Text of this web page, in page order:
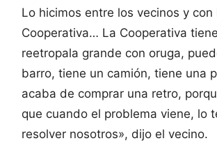
Lo hicimos entre los vecinos y con
Cooperativa… La Cooperativa
reetropala grande con oruga,
barro, tiene un camión, tiene una
acaba de comprar una retro,
que cuando el problema viene, lo
resolver nosotros», dijo el vecino.